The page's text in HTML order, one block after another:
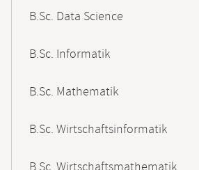
B.Sc. Data Science
B.Sc. Informatik
B.Sc. Mathematik
B.Sc. Wirtschaftsinformatik